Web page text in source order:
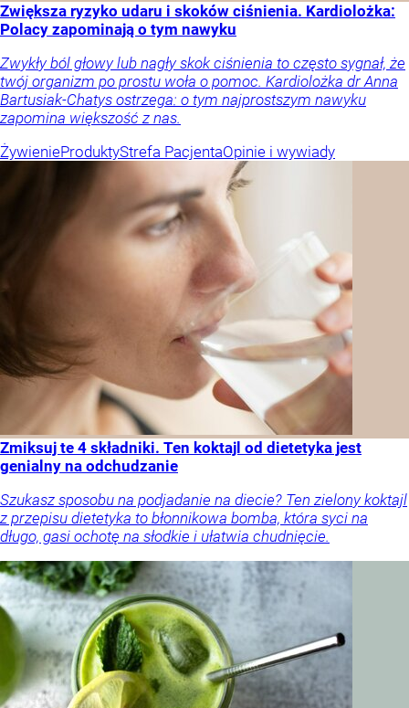
Zwiększa ryzyko udaru i skoków ciśnienia. Kardiolożka:
Polacy zapominają o tym nawyku
Zwykły ból głowy lub nagły skok ciśnienia to często sygnał, że
twój organizm po prostu woła o pomoc. Kardiolożka dr Anna
Bartusiak-Chatys ostrzega: o tym najprostszym nawyku
zapomina większość z nas.
ŻywienieProduktyStrefa PacjentaOpinie i wywiady
Zmiksuj te 4 składniki. Ten koktajl od dietetyka jest
genialny na odchudzanie
Szukasz sposobu na podjadanie na diecie? Ten zielony koktajl
z przepisu dietetyka to błonnikowa bomba, która syci na
długo, gasi ochotę na słodkie i ułatwia chudnięcie.